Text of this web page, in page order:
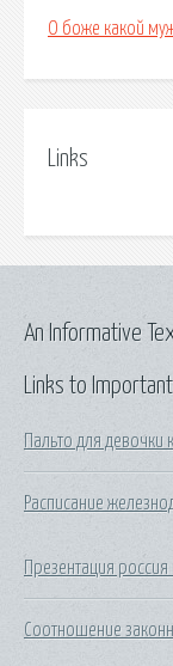
О боже какой
Links
Links to
Пальто для
Расписание
Презентация
Соотношение
An Informative